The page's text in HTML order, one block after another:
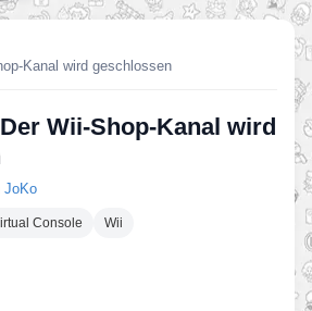
Kanal wird geschlossen
Wii-Shop-Kanal wird
JoKo
Console Wii